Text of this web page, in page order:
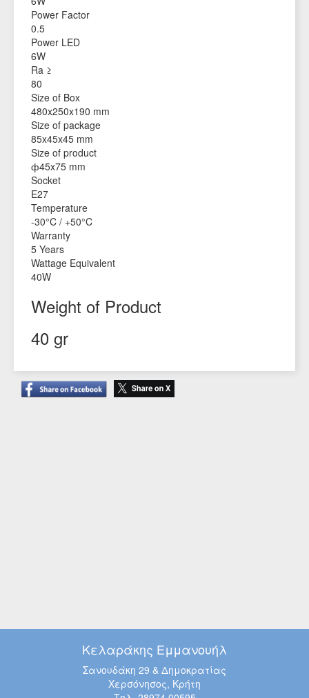
Power Factor
0.5
Power LED
6W
Ra ≥
80
Size of Box
480x250x190 mm
Size of package
85x45x45 mm
Size of product
ф45x75 mm
Socket
E27
Temperature
-30°C / +50°C
Warranty
5 Years
Wattage Equivalent
40W
Weight of Product
40 gr
Κελαράκης Εμμανουήλ
Σανουδάκη 29 & Δημοκρατίας
Χερσόνησος, Κρήτη